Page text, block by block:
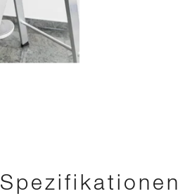
Spezifikationen